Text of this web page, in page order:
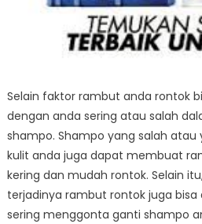
Selain faktor rambut anda rontok
dengan anda sering atau salah
shampo. Shampo yang salah
kulit anda juga dapat membuat
kering dan mudah rontok. Selain
terjadinya rambut rontok juga bisa
sering menggonta ganti shampo